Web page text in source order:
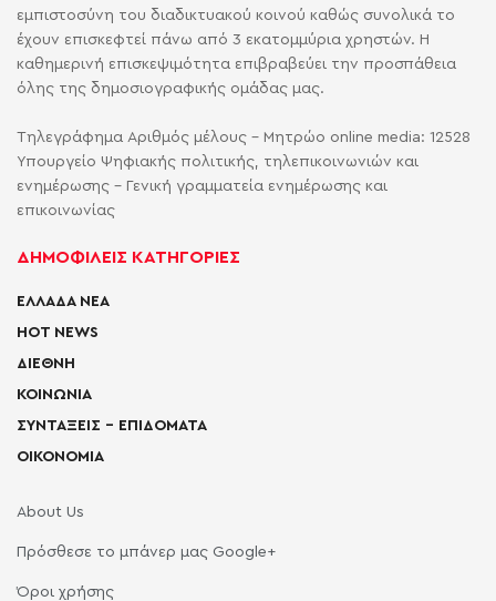
εμπιστοσύνη του διαδικτυακού κοινού καθώς συνολικά το
έχουν επισκεφτεί πάνω από 3 εκατομμύρια χρηστών. Η
καθημερινή επισκεψιμότητα επιβραβεύει την προσπάθεια
όλης της δημοσιογραφικής ομάδας μας.
Τηλεγράφημα Αριθμός μέλους - Μητρώο online media: 12528
Υπουργείο Ψηφιακής πολιτικής, τηλεπικοινωνιών και
ενημέρωσης - Γενική γραμματεία ενημέρωσης και
επικοινωνίας
ΔΗΜΟΦΙΛΕΙΣ ΚΑΤΗΓΟΡΙΕΣ
ΕΛΛΑΔΑ ΝΕΑ
HOT NEWS
ΔΙΕΘΝΗ
ΚΟΙΝΩΝΙΑ
ΣΥΝΤΑΞΕΙΣ – ΕΠΙΔΟΜΑΤΑ
ΟΙΚΟΝΟΜΙΑ
About Us
Πρόσθεσε το μπάνερ μας Google+
Όροι χρήσης